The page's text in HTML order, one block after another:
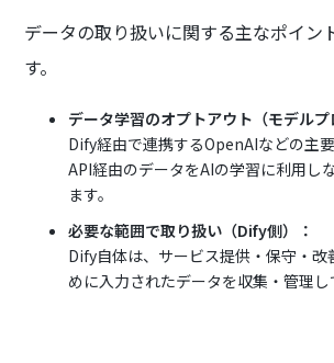
データの取り扱いに関する主なポイン
す。
データ学習のオプトアウト（モデルプ
Dify経由で連携するOpenAIなどの主
API経由のデータをAIの学習に利用し
ます。
必要な範囲で取り扱い（Dify側）：
Dify自体は、サービス提供・保守・改
めに入力されたデータを収集・管理し